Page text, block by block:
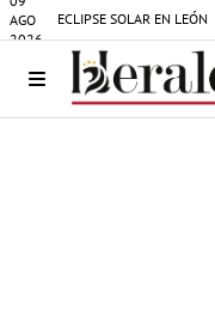
AGO
2026
ECLIPSE SOLAR EN LEÓN